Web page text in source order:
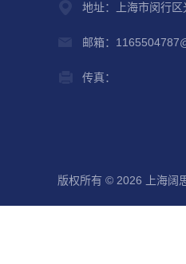
地址：上海市闵行
邮箱：
传真：
版权所有 © 2026 上海阔